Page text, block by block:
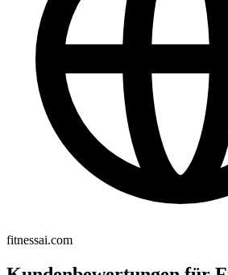
fitnessai.com